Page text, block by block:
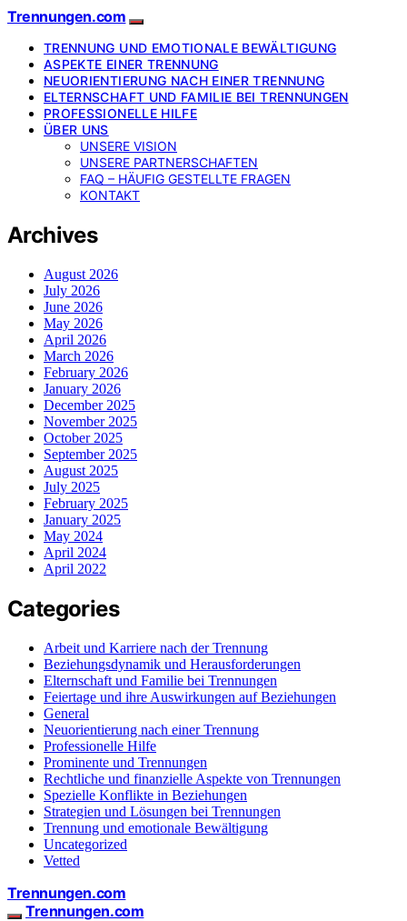
Trennungen.com
TRENNUNG UND EMOTIONALE BEWÄLTIGUNG
ASPEKTE EINER TRENNUNG
NEUORIENTIERUNG NACH EINER TRENNUNG
ELTERNSCHAFT UND FAMILIE BEI TRENNUNGEN
PROFESSIONELLE HILFE
ÜBER UNS
UNSERE VISION
UNSERE PARTNERSCHAFTEN
FAQ – HÄUFIG GESTELLTE FRAGEN
KONTAKT
Archives
August 2026
July 2026
June 2026
May 2026
April 2026
March 2026
February 2026
January 2026
December 2025
November 2025
October 2025
September 2025
August 2025
July 2025
February 2025
January 2025
May 2024
April 2024
April 2022
Categories
Arbeit und Karriere nach der Trennung
Beziehungsdynamik und Herausforderungen
Elternschaft und Familie bei Trennungen
Feiertage und ihre Auswirkungen auf Beziehungen
General
Neuorientierung nach einer Trennung
Professionelle Hilfe
Prominente und Trennungen
Rechtliche und finanzielle Aspekte von Trennungen
Spezielle Konflikte in Beziehungen
Strategien und Lösungen bei Trennungen
Trennung und emotionale Bewältigung
Uncategorized
Vetted
Trennungen.com
Trennungen.com